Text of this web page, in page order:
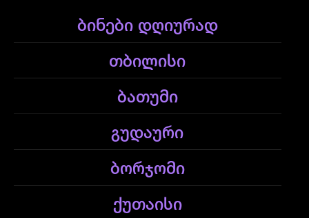
ბინები დღიურად
თბილისი
ბათუმი
გუდაური
ბორჯომი
ქუთაისი